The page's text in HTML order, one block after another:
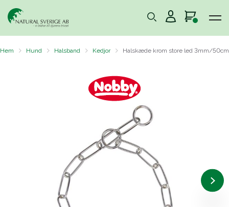
Hem Hund Halsband Kedjor Halskæde krom store led 3mm/50cm